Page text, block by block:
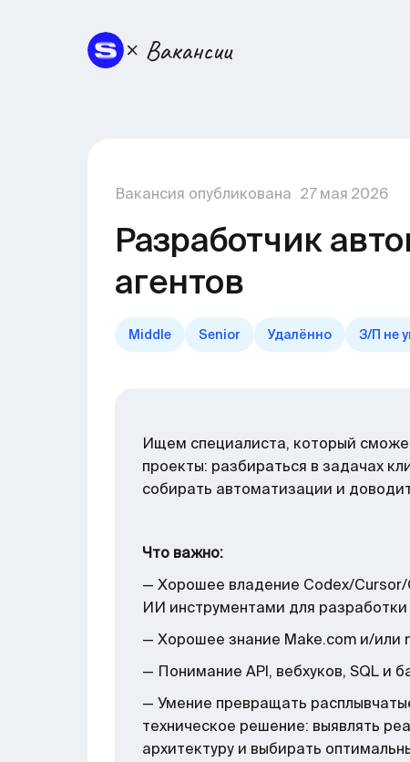
Вакансия опубликована 27 мая 2026
Разработчик
агентов
Middle Senior Удалённо З/П не
Ищем специалиста, который
проекты: разбираться в задачах
собирать автоматизации и
Что важно:
— Хорошее владение Codex/
ИИ инструментами для
— Хорошее знание Make.com и/или
— Понимание API, вебхуков, SQL и
— Умение превращать
техническое решение: выявлять
архитектуру и выбирать